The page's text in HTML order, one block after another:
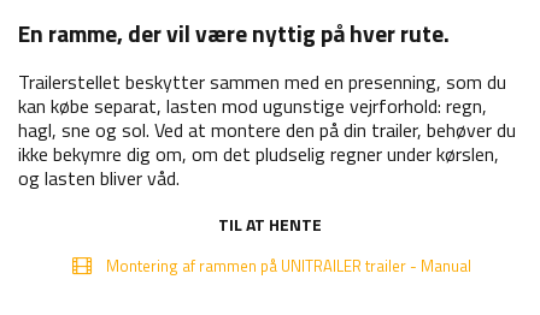
En ramme, der vil være nyttig på hver rute.
Trailerstellet beskytter sammen med en presenning, som du
kan købe separat, lasten mod ugunstige vejrforhold: regn,
hagl, sne og sol. Ved at montere den på din trailer, behøver du
ikke bekymre dig om, om det pludselig regner under kørslen,
og lasten bliver våd.
TIL AT HENTE
Montering af rammen på UNITRAILER trailer - Manual